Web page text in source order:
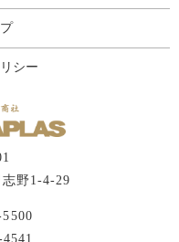
シー
野1-4-29